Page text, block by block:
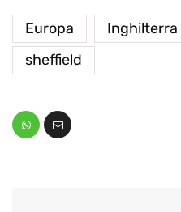
Europa Inghilterra
sheffield